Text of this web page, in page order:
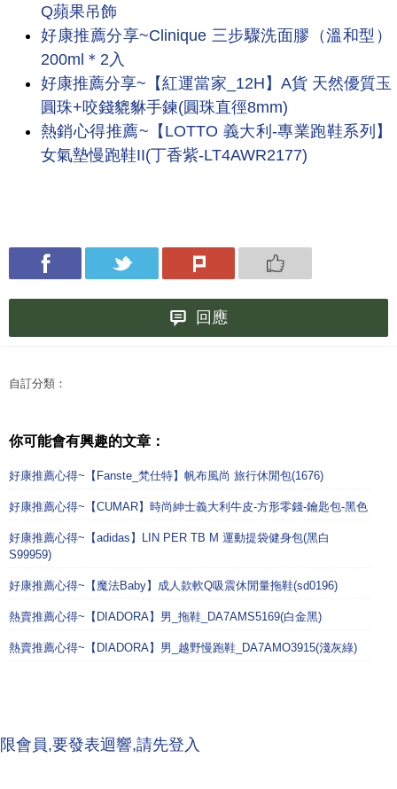
Q蘋果吊飾
好康推薦分享~Clinique 三步驟洗面膠（溫和型）
200ml＊2入
好康推薦分享~【紅運當家_12H】A貨 天然優質玉
圓珠+咬錢貔貅手鍊(圓珠直徑8mm)
熱銷心得推薦~【LOTTO 義大利-專業跑鞋系列】
女氣墊慢跑鞋II(丁香紫-LT4AWR2177)
回應
自訂分類：
你可能會有興趣的文章：
好康推薦心得~【Fanste_梵仕特】帆布風尚 旅行休閒包(1676)
好康推薦心得~【CUMAR】時尚紳士義大利牛皮-方形零錢-鑰匙包-黑色
好康推薦心得~【adidas】LIN PER TB M 運動提袋健身包(黑白
S99959)
好康推薦心得~【魔法Baby】成人款軟Q吸震休閒量拖鞋(sd0196)
熱賣推薦心得~【DIADORA】男_拖鞋_DA7AMS5169(白金黑)
熱賣推薦心得~【DIADORA】男_越野慢跑鞋_DA7AMO3915(淺灰綠)
限會員,要發表迴響,請先登入